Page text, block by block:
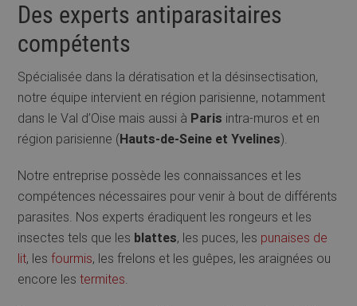
Des experts antiparasitaires
compétents
Spécialisée dans la dératisation et la désinsectisation,
notre équipe intervient en région parisienne, notamment
dans le Val d’Oise mais aussi à Paris intra-muros et en
région parisienne (Hauts-de-Seine et Yvelines).
Notre entreprise possède les connaissances et les
compétences nécessaires pour venir à bout de différents
parasites. Nos experts éradiquent les rongeurs et les
insectes tels que les blattes, les puces, les punaises de
lit, lesfourmis, les frelons et les guêpes, les araignées ou
encore lestermites.